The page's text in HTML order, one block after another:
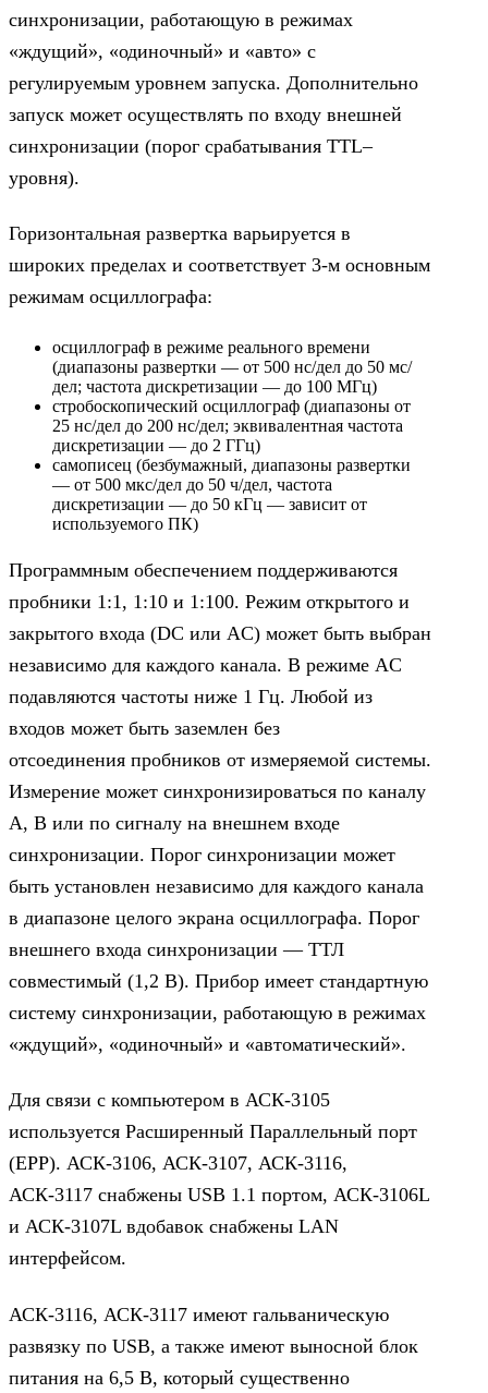
синхронизации, работающую в режимах
«ждущий», «одиночный» и «авто» с
регулируемым уровнем запуска. Дополнительно
запуск может осуществлять по входу внешней
синхронизации (порог срабатывания TTL–
уровня).
Горизонтальная развертка варьируется в
широких пределах и соответствует 3-м основным
режимам осциллографа:
осциллограф в режиме реального времени
(диапазоны развертки — от 500 нс/дел до 50 мс/
дел; частота дискретизации — до 100 МГц)
стробоскопический осциллограф (диапазоны от
25 нс/дел до 200 нс/дел; эквивалентная частота
дискретизации — до 2 ГГц)
самописец (безбумажный, диапазоны развертки
— от 500 мкс/дел до 50 ч/дел, частота
дискретизации — до 50 кГц — зависит от
используемого ПК)
Программным обеспечением поддерживаются
пробники 1:1, 1:10 и 1:100. Режим открытого и
закрытого входа (DC или AC) может быть выбран
независимо для каждого канала. В режиме AC
подавляются частоты ниже 1 Гц. Любой из
входов может быть заземлен без
отсоединения пробников от измеряемой системы.
Измерение может синхронизироваться по каналу
A, B или по сигналу на внешнем входе
синхронизации. Порог синхронизации может
быть установлен независимо для каждого канала
в диапазоне целого экрана осциллографа. Порог
внешнего входа синхронизации — ТТЛ
совместимый (1,2 В). Прибор имеет стандартную
систему синхронизации, работающую в режимах
«ждущий», «одиночный» и «автоматический».
Для связи с компьютером в АСК-3105
используется Расширенный Параллельный порт
(EPP). АСК-3106, АСК-3107, АСК-3116,
АСК-3117 снабжены USB 1.1 портом, АСК-3106L
и АСК-3107L вдобавок снабжены LAN
интерфейсом.
АСК-3116, АСК-3117 имеют гальваническую
развязку по USB, а также имеют выносной блок
питания на 6,5 В, который существенно